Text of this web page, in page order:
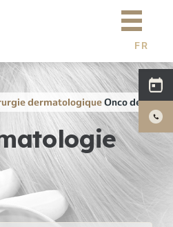
FR
N
C
H
dermatologiqueOnco